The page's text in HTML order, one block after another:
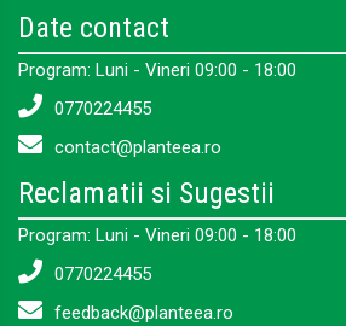
Date contact
Program: Luni - Vineri 09:00 - 18:00
0770224455
contact@planteea.ro
Reclamatii si Sugestii
Program: Luni - Vineri 09:00 - 18:00
0770224455
feedback@planteea.ro